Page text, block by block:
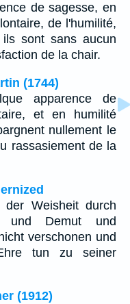
de sagesse, en
de l'humilité,
sont sans aucun
de la chair.
(1744)
apparence de
et en humilité
nullement le
rassasiement de la
Weisheit durch
und Demut und
verschonen und
tun zu seiner
(1912)